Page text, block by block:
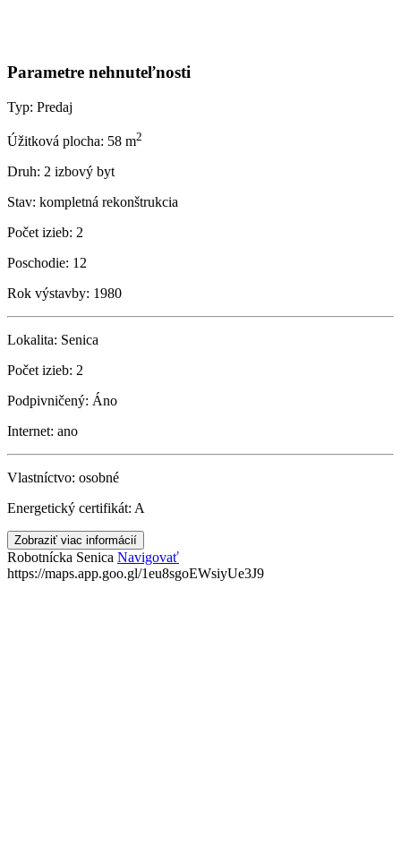
Parametre nehnuteľnosti
Typ: Predaj
Úžitková plocha: 58 m2
Druh: 2 izbový byt
Stav: kompletná rekonštrukcia
Počet izieb: 2
Poschodie: 12
Rok výstavby: 1980
Lokalita: Senica
Počet izieb: 2
Podpivničený: Áno
Internet: ano
Vlastníctvo: osobné
Energetický certifikát: A
Zobraziť viac informácií
Robotnícka Senica Navigovať
https://maps.app.goo.gl/1eu8sgoEWsiyUe3J9